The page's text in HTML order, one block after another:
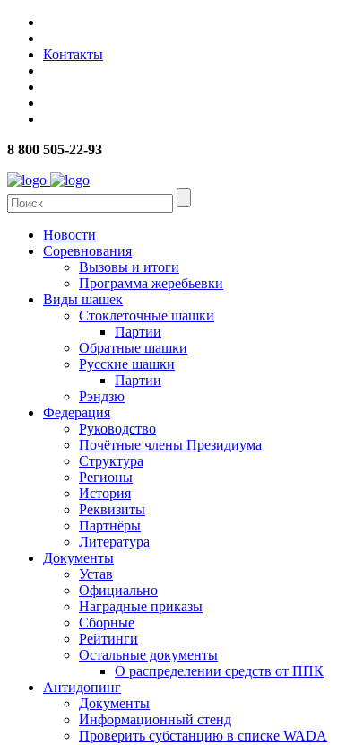
Контакты
8 800 505-22-93
Новости
Соревнования
Вызовы и итоги
Программа жеребьевки
Виды шашек
Стоклеточные шашки
Партии
Обратные шашки
Русские шашки
Партии
Рэндзю
Федерация
Руководство
Почётные члены Президиума
Структура
Регионы
История
Реквизиты
Партнёры
Литература
Документы
Устав
Официально
Наградные приказы
Сборные
Рейтинги
Остальные документы
О распределении средств от ППК
Антидопинг
Документы
Информационный стенд
Проверить субстанцию в списке WADA